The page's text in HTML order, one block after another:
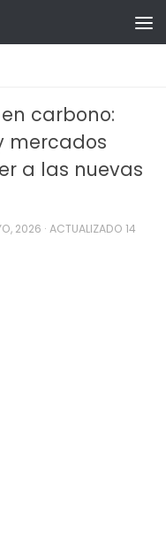
carbono:
mercados
a las nuevas
2026 · ACTUALIZADO 14